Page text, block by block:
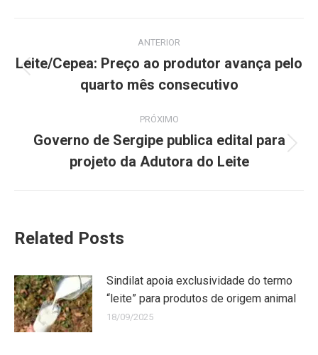
ANTERIOR
Leite/Cepea: Preço ao produtor avança pelo
quarto mês consecutivo
PRÓXIMO
Governo de Sergipe publica edital para
projeto da Adutora do Leite
Related Posts
Sindilat apoia exclusividade do termo
“leite” para produtos de origem animal
18/09/2025